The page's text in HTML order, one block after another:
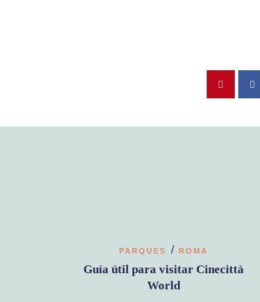
PARQUES / ROMA
Guía útil para visitar Cinecittà
World